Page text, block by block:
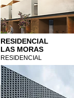
RESIDENCIAL
LAS MORAS
RESIDENCIAL